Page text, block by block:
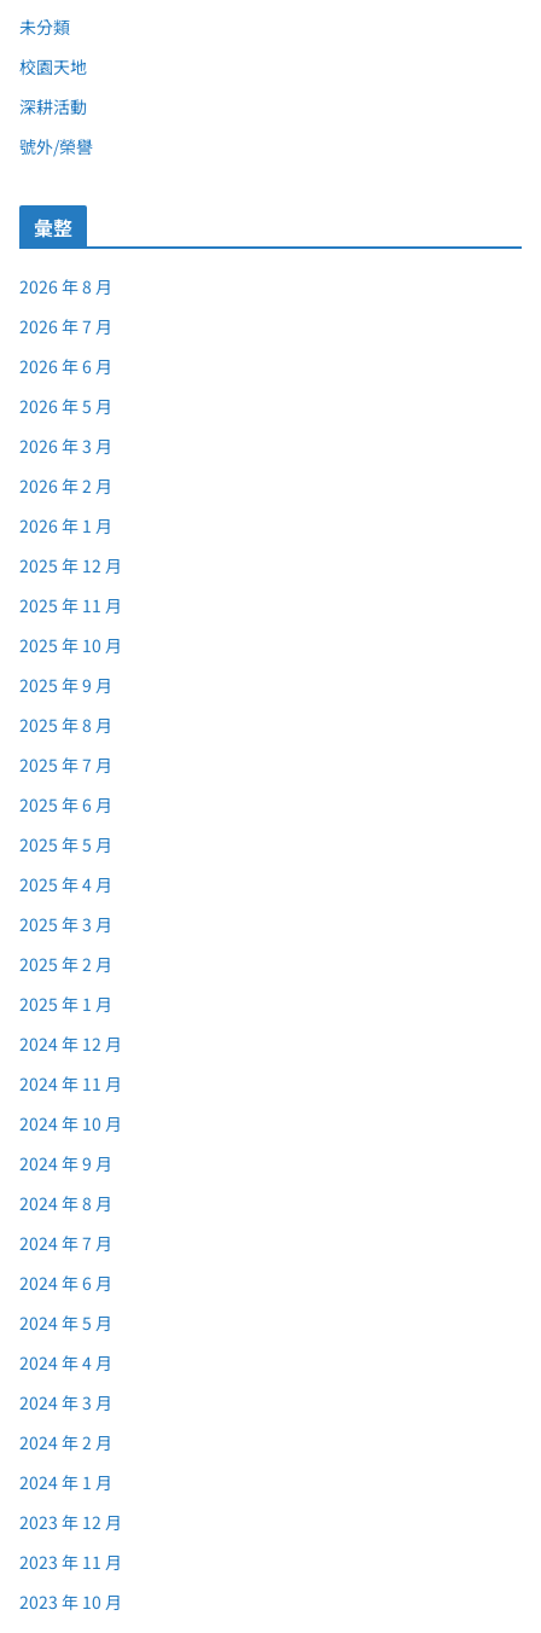
未分類
校園天地
深耕活動
號外/榮譽
彙整
2026 年 8 月
2026 年 7 月
2026 年 6 月
2026 年 5 月
2026 年 3 月
2026 年 2 月
2026 年 1 月
2025 年 12 月
2025 年 11 月
2025 年 10 月
2025 年 9 月
2025 年 8 月
2025 年 7 月
2025 年 6 月
2025 年 5 月
2025 年 4 月
2025 年 3 月
2025 年 2 月
2025 年 1 月
2024 年 12 月
2024 年 11 月
2024 年 10 月
2024 年 9 月
2024 年 8 月
2024 年 7 月
2024 年 6 月
2024 年 5 月
2024 年 4 月
2024 年 3 月
2024 年 2 月
2024 年 1 月
2023 年 12 月
2023 年 11 月
2023 年 10 月